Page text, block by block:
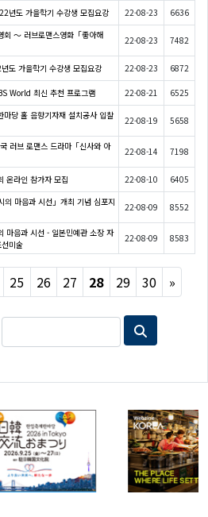
년도 가을학기 수강생 모집요강 22-08-23 6636
회 ～ 러브로맨스영화「좋아해
22-08-23 7482
도 가을학기 수강생 모집요강 22-08-23 6872
World 최신 추천 프로그램 22-08-21 6525
마당 홀 음향기자재 설치공사 입찰
22-08-19 5658
러브 로맨스 드라마「신사와 아
22-08-14 7198
온라인 참가자 모집 22-08-10 6405
의 마음과 시선」개최 기념 심포지
22-08-09 8552
마음과 시선 - 일본민예관 소장 자
미술
22-08-09 8583
25 26 27 28 29 30 »Next